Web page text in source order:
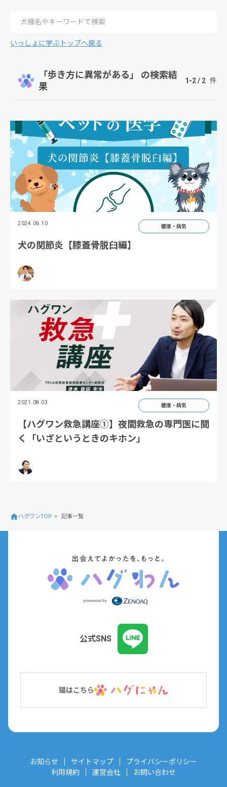
いっしょに学ぶトップへ戻る
「歩き方に異常がある」 の検索結
果
1-2 / 2 件
2024.06.10
健康・病気
犬の関節炎【膝蓋骨脱臼編】
2021.08.03
健康・病気
【ハグワン救急講座①】夜間救急の専門医に聞
く「いざというときのキホン」
ハグワンTOP 記事一覧
公式SNS
猫はこちら
お知らせ サイトマップ
プライバシーポリシー
利用規約
運営会社 お問い合わせ